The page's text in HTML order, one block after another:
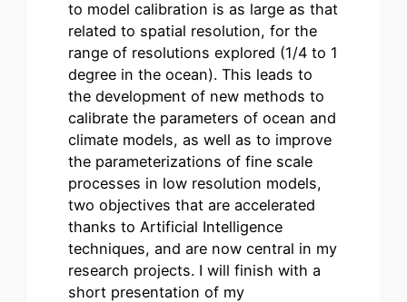
to model calibration is as large as that
related to spatial resolution, for the
range of resolutions explored (1/4 to 1
degree in the ocean). This leads to
the development of new methods to
calibrate the parameters of ocean and
climate models, as well as to improve
the parameterizations of fine scale
processes in low resolution models,
two objectives that are accelerated
thanks to Artificial Intelligence
techniques, and are now central in my
research projects. I will finish with a
short presentation of my